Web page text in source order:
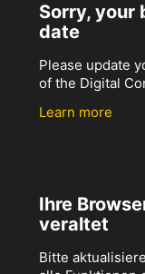
Sorry, your
date
Please update
of the Digital
Learn more
Ihre
veraltet
Bitte